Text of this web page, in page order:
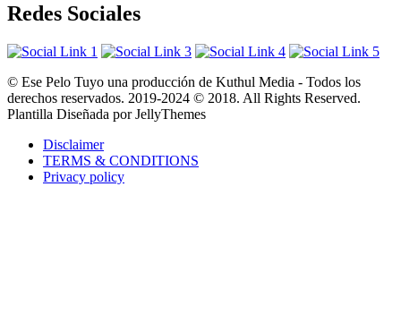
Redes Sociales
© Ese Pelo Tuyo una producción de Kuthul Media - Todos los
derechos reservados. 2019-2024 © 2018. All Rights Reserved.
Plantilla Diseñada por JellyThemes
Disclaimer
TERMS & CONDITIONS
Privacy policy